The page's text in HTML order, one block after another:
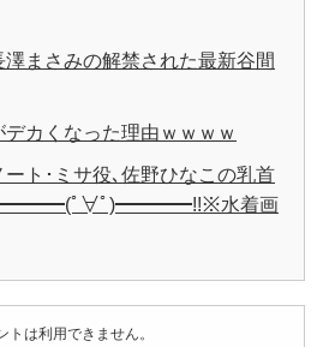
まさみの解禁された最新谷間
カくなった理由ｗｗｗｗ
ート･ミサ役､佐野ひなこの乳首
ﾀ━━━━(ﾟ∀ﾟ)━━━━!!※水着画
トは利用できません。